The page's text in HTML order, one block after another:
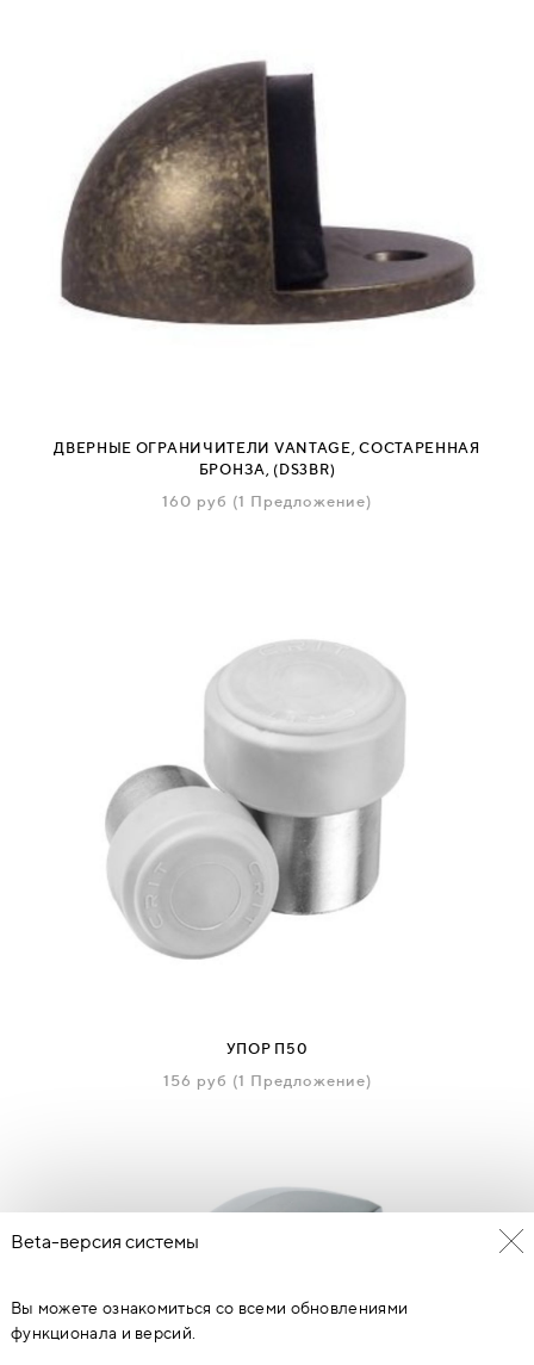
ДВЕРНЫЕ ОГРАНИЧИТЕЛИ VANTAGE, СОСТАРЕННАЯ
БРОНЗА, (DS3BR)
160 руб (1 Предложение)
УПОР П50
156 руб (1 Предложение)
Beta-версия системы
Вы можете ознакомиться со всеми обновлениями
функционала и версий.